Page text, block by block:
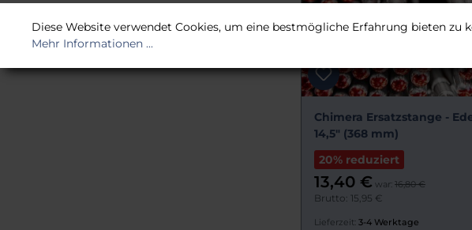
Chimera Ersatzstange -
14,5" (368 mm)
20% reduziert
13,40 € war: 16,80 €
Brutto: 15,95 €
Lieferzeit: 3-4 Werktage
Diese Website verwendet Cookies, um eine bestmögliche Erfahrung bieten zu
Mehr Informationen ...